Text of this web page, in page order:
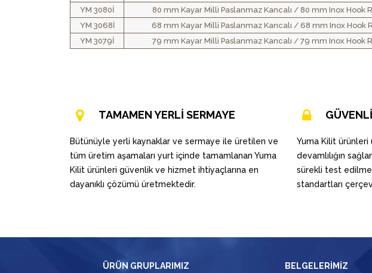
YM 3080İ
80 mm Kayar Milli Paslanmaz Kancalı / 80 mm Inox
YM 3068İ
68 mm Kayar Milli Paslanmaz Kancalı / 68 mm Inox
YM 3079İ
79 mm Kayar Milli Paslanmaz Kancalı / 79 mm Inox
TAMAMEN YERLİ SERMAYE
Bütünüyle yerli kaynaklar ve sermaye ile üretilen ve
tüm üretim aşamaları yurt içinde tamamlanan Yuma
Kilit ürünleri güvenlik ve hizmet ihtiyaçlarına en
dayanıklı çözümü üretmektedir.
Yuma Kilit
devamlılığın
sürekli test
standartları
ÜRÜN GRUPLARIMIZ BELGELERİMİZ